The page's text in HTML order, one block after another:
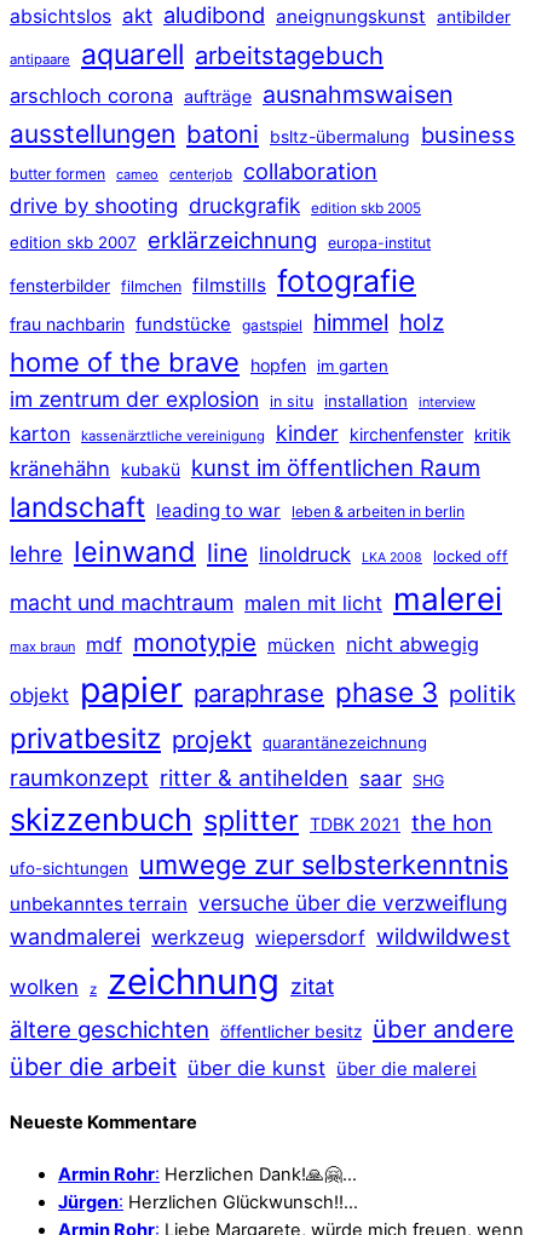
absichtslos akt aludibond aneignungskunst antibilder
antipaare aquarell arbeitstagebuch
arschloch corona aufträge ausnahmswaisen
ausstellungen batoni bsltz-übermalung business
butter formen cameo centerjob collaboration
drive by shooting druckgrafik edition skb 2005
edition skb 2007 erklärzeichnung europa-institut
fensterbilder filmchen filmstills fotografie
frau nachbarin fundstücke gastspiel himmel holz
home of the brave hopfen im garten
im zentrum der explosion in situ installation interview
karton kassenärztliche vereinigung kinder kirchenfenster kritik
kränehähn kubakü kunst im öffentlichen Raum
landschaft leading to war leben & arbeiten in berlin
lehre leinwand line linoldruck LKA 2008 locked off
macht und machtraum malen mit licht malerei
max braun mdf monotypie mücken nicht abwegig
objekt papier paraphrase phase 3 politik
privatbesitz projekt quarantänezeichnung
raumkonzept ritter & antihelden saar SHG
skizzenbuch splitter TDBK 2021 the hon
ufo-sichtungen umwege zur selbsterkenntnis
unbekanntes terrain versuche über die verzweiflung
wandmalerei werkzeug wiepersdorf wildwildwest
wolken z zeichnung zitat
ältere geschichten öffentlicher besitz über andere
über die arbeit über die kunst über die malerei
Neueste Kommentare
Armin Rohr: Herzlichen Dank!🙏🤗…
Jürgen: Herzlichen Glückwunsch!!…
Armin Rohr: Liebe Margarete, würde mich freuen, wenn